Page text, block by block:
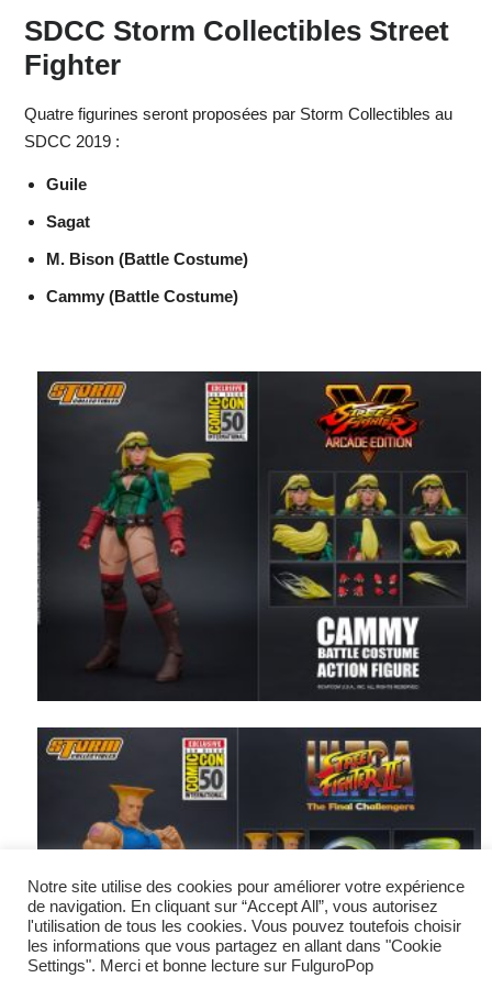
SDCC Storm Collectibles Street
Fighter
Quatre figurines seront proposées par Storm Collectibles au
SDCC 2019 :
Guile
Sagat
M. Bison (Battle Costume)
Cammy (Battle Costume)
Notre site utilise des cookies pour améliorer votre expérience
de navigation. En cliquant sur “Accept All”, vous autorisez
l'utilisation de tous les cookies. Vous pouvez toutefois choisir
les informations que vous partagez en allant dans "Cookie
Settings". Merci et bonne lecture sur FulguroPop